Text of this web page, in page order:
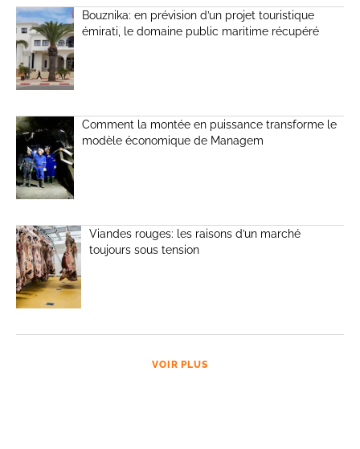
Bouznika: en prévision d’un projet touristique
émirati, le domaine public maritime récupéré
Comment la montée en puissance transforme le
modèle économique de Managem
Viandes rouges: les raisons d’un marché
toujours sous tension
VOIR PLUS